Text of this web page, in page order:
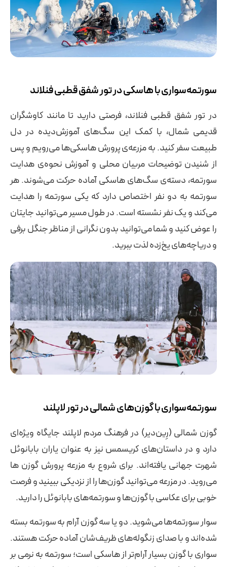
سورتمه‌سواری با هاسکی در تور شفق قطبی فنلاند
در تور شفق قطبی فنلاند، فرصتی دارید تا مانند کاوشگران
قدیمی شمال، با کمک این سگ‌های آموزش‌دیده در دل
طبیعت سفر کنید. به مزرعه‌ی پرورش هاسکی‌ها می‌رویم و پس
از شنیدن توضیحات مربیان محلی و آموزش نحوه‌ی هدایت
سورتمه، دسته‌ی سگ‌های هاسکی آماده حرکت می‌شوند. هر
سورتمه به دو نفر اختصاص دارد که یکی سورتمه را هدایت
می‌کند و یک نفر نشسته است. در طول مسیر می‌توانید جایتان
را عوض کنید و شما می‌توانید بدون نگرانی از مناظر جنگل برفی
و دریاچه‌های یخ‌زده لذت ببرید.
سورتمه‌سواری با گوزن‌های شمالی در تور لاپلند
گوزن شمالی (رِین‌دیر) در فرهنگ مردم لاپلند جایگاه ویژه‌ای
دارد و در داستان‌های کریسمس نیز به عنوان یاران بابانوئل
شهرت جهانی یافته‌اند. برای شروع به مزرعه پرورش گوزن ها
می‌روید. در مزرعه می‌توانید گوزن‌ها را از نزدیکی ببینید و فرصت
خوبی برای عکاسی با گوزن‌ها و سورتمه‌های بابانوئل را دارید.
سوار سورتمه‌ها می‌شوید. دو یا سه گوزن آرام به سورتمه بسته
شده‌اند و با صدای زنگوله‌های ظریف‌شان آماده حرکت هستند.
سواری با گوزن بسیار آرام‌تر از هاسکی است؛ سورتمه به نرمی بر